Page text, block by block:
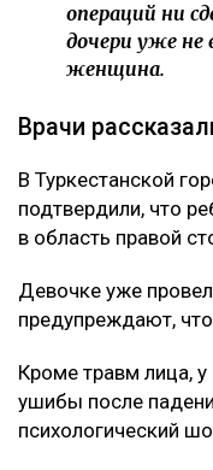
операций ни
дочери уже не
женщина.
Врачи
В Туркестанской
подтвердили, что
в область правой
Девочке уже
предупреждают,
Кроме травм лица,
ушибы после
психологический